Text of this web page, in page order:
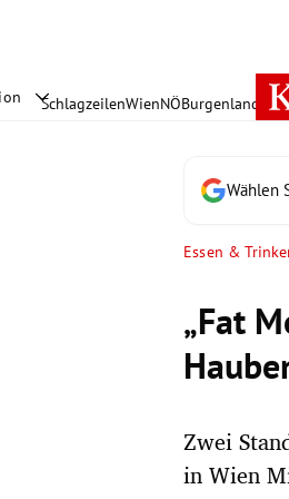
SchlagzeilenWienNÖBurgenland
Wählen
Essen &
„Fat
Zwei
in Wien